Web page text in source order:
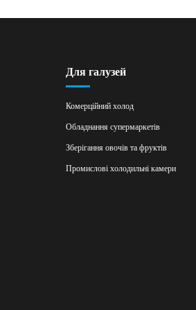
Для галузей
Комерційний холод
Обладнання супермаркетів
Зберігання овочів та фруктів
Промислові холодильні камери